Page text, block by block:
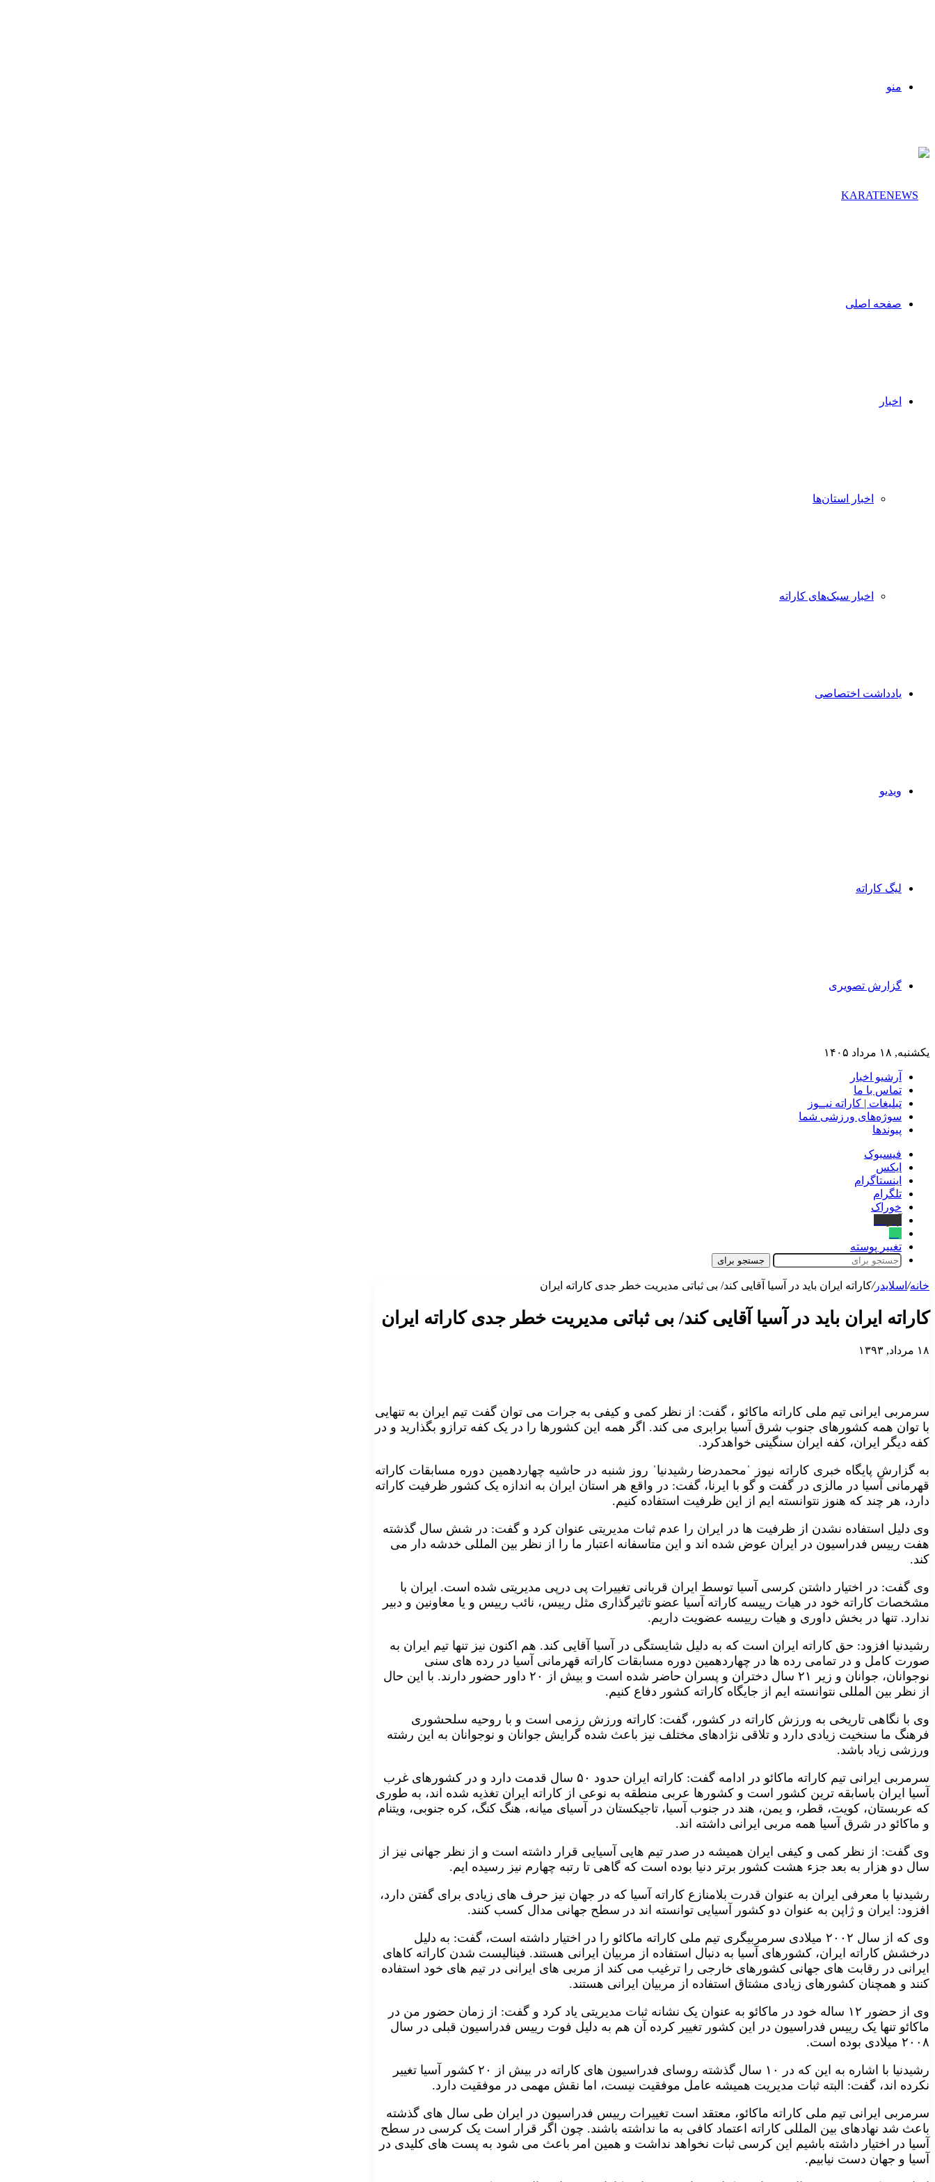
منو
صفحه اصلی
اخبار
اخبار استان‌ها
اخبار سبک‌های کاراته
یادداشت اختصاصی
ویدیو
لیگ کاراته
گزارش تصویری
یکشنبه, ۱۸ مرداد ۱۴۰۵
آرشیو اخبار
تماس‌ با‌ ما
تبلیغات | کاراته نیــوز
سوژه‌های ورزشی شما
پیوندها
فیسبوک
ایکس
اینستاگرام
تلگرام
خوراک
تغییر پوسته
جستجو برای
خانه/ اسلایدر/کاراته ایران باید در آسیا آقایی کند/ بی ثباتی مدیریت خطر جدی کاراته ایران
کاراته ایران باید در آسیا آقایی کند/ بی ثباتی مدیریت خطر جدی کاراته ایران
۱۸ مرداد, ۱۳۹۳
سرمربی ایرانی تیم ملی کاراته ماکائو ، گفت: از نظر کمی و کیفی به جرات می توان گفت تیم ایران به تنهایی
با توان همه کشورهای جنوب شرق آسیا برابری می کند. اگر همه این کشورها را در یک کفه ترازو بگذارید و در
کفه دیگر ایران، کفه ایران سنگینی خواهدکرد.
به گزارش پایگاه خبری کاراته نیوز ˈمحمدرضا رشیدنیاˈ روز شنبه در حاشیه چهاردهمین دوره مسابقات کاراته
قهرمانی آسیا در مالزی در گفت و گو با ایرنا، گفت: در واقع هر استان ایران به اندازه یک کشور ظرفیت کاراته
دارد، هر چند که هنوز نتوانسته ایم از این ظرفیت استفاده کنیم.
وی دلیل استفاده نشدن از ظرفیت ها در ایران را عدم ثبات مدیریتی عنوان کرد و گفت: در شش سال گذشته
هفت رییس فدراسیون در ایران عوض شده اند و این متاسفانه اعتبار ما را از نظر بین المللی خدشه دار می
کند.
وی گفت: در اختیار داشتن کرسی آسیا توسط ایران قربانی تغییرات پی درپی مدیریتی شده است. ایران با
مشخصات کاراته خود در هیات رییسه کاراته آسیا عضو تاثیرگذاری مثل رییس، نائب رییس و یا معاونین و دبیر
ندارد. تنها در بخش داوری و هیات رییسه عضویت داریم.
رشیدنیا افزود: حق کاراته ایران است که به دلیل شایستگی در آسیا آقایی کند. هم اکنون نیز تنها تیم ایران به
صورت کامل و در تمامی رده ها در چهاردهمین دوره مسابقات کاراته قهرمانی آسیا در رده های سنی
نوجوانان، جوانان و زیر ۲۱ سال دختران و پسران حاضر شده است و بیش از ۲۰ داور حضور دارند. با این حال
از نظر بین المللی نتوانسته ایم از جایگاه کاراته کشور دفاع کنیم.
وی با نگاهی تاریخی به ورزش کاراته در کشور، گفت: کاراته ورزش رزمی است و با روحیه سلحشوری
فرهنگ ما سنخیت زیادی دارد و تلاقی نژادهای مختلف نیز باعث شده گرایش جوانان و نوجوانان به این رشته
ورزشی زیاد باشد.
سرمربی ایرانی تیم کاراته ماکائو در ادامه گفت: کاراته ایران حدود ۵۰ سال قدمت دارد و در کشورهای غرب
آسیا ایران باسابقه ترین کشور است و کشورها عربی منطقه به نوعی از کاراته ایران تغذیه شده اند، به طوری
که عربستان، کویت، قطر، و یمن، هند در جنوب آسیا، تاجیکستان در آسیای میانه، هنگ کنگ، کره جنوبی، ویتنام
و ماکائو در شرق آسیا همه مربی ایرانی داشته اند.
وی گفت: از نظر کمی و کیفی ایران همیشه در صدر تیم هایی آسیایی قرار داشته است و از نظر جهانی نیز از
سال دو هزار به بعد جزء هشت کشور برتر دنیا بوده است که گاهی تا رتبه چهارم نیز رسیده ایم.
رشیدنیا با معرفی ایران به عنوان قدرت بلامنازع کاراته آسیا که در جهان نیز حرف های زیادی برای گفتن دارد،
افزود: ایران و ژاپن به عنوان دو کشور آسیایی توانسته اند در سطح جهانی مدال کسب کنند.
وی که از سال ۲۰۰۲ میلادی سرمربیگری تیم ملی کاراته ماکائو را در اختیار داشته است، گفت: به دلیل
درخشش کاراته ایران، کشورهای آسیا به دنبال استفاده از مربیان ایرانی هستند. فینالیست شدن کاراته کاهای
ایرانی در رقابت های جهانی کشورهای خارجی را ترغیب می کند از مربی های ایرانی در تیم های خود استفاده
کنند و همچنان کشورهای زیادی مشتاق استفاده از مربیان ایرانی هستند.
وی از حضور ۱۲ ساله خود در ماکائو به عنوان یک نشانه ثبات مدیریتی یاد کرد و گفت: از زمان حضور من در
ماکائو تنها یک رییس فدراسیون در این کشور تغییر کرده آن هم به دلیل فوت رییس فدراسیون قبلی در سال
۲۰۰۸ میلادی بوده است.
رشیدنیا با اشاره به این که در ۱۰ سال گذشته روسای فدراسیون های کاراته در بیش از ۲۰ کشور آسیا تغییر
نکرده اند، گفت: البته ثبات مدیریت همیشه عامل موفقیت نیست، اما نقش مهمی در موفقیت دارد.
سرمربی ایرانی تیم ملی کاراته ماکائو، معتقد است تغییرات رییس فدراسیون در ایران طی سال های گذشته
باعث شد نهادهای بین المللی کاراته اعتماد کافی به ما نداشته باشند. چون اگر قرار است یک کرسی در سطح
آسیا در اختیار داشته باشیم این کرسی ثبات نخواهد نداشت و همین امر باعث می شود به پست های کلیدی در
آسیا و جهان دست نیابیم.